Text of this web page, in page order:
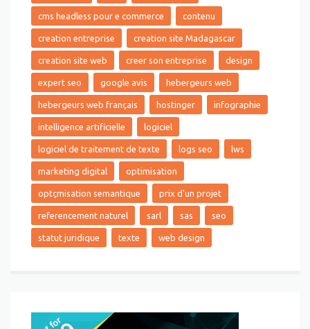
cms headless pour e commerce contenu
creation entreprise creation site Madagascar
creation site web creer son entreprise design
expert seo google avis hebergeurs web
hebergeurs web français hostinger infographie
intelligence artificielle logiciel
logiciel de traitement de texte logs seo lws
marketing digital optimisation
optçmisation semantique prix d'un projet
referencement naturel sarl sas seo
statut juridique texte web design